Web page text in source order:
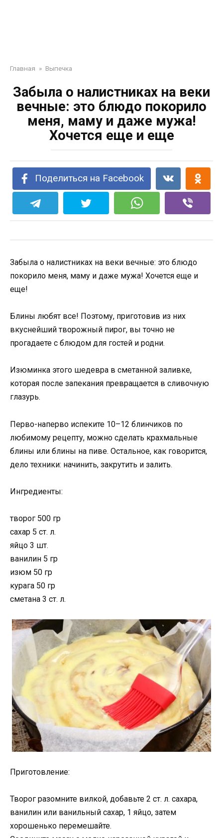
Главная » Выпечка
Забыла о налистниках на веки
вечные: это блюдо покорило
меня, маму и даже мужа!
Хочется еще и еще
Поделиться на Facebook
Забыла о налистниках на веки вечные: это блюдо
покорило меня, маму и даже мужа! Хочется еще и
еще!
Блины любят все! Поэтому, приготовив из них
вкуснейший творожный пирог, вы точно не
прогадаете с блюдом для гостей и родни.
Изюминка этого шедевра в сметанной заливке,
которая после запекания превращается в сливочную
глазурь.
Перво-наперво испеките 10–12 блинчиков по
любимому рецепту, можно сделать крахмальные
блины или блины на пиве. Остальное, как говорится,
дело техники: начинить, закрутить и залить.
Ингредиенты:
творог 500 гр
сахар 5 ст. л.
яйцо 3 шт.
ванилин 5 гр
изюм 50 гр
курага 50 гр
сметана 3 ст. л.
Приготовление:
Творог разомните вилкой, добавьте 2 ст. л. сахара,
ванилин или ванильный сахар, 1 яйцо, затем
хорошенько перемешайте.